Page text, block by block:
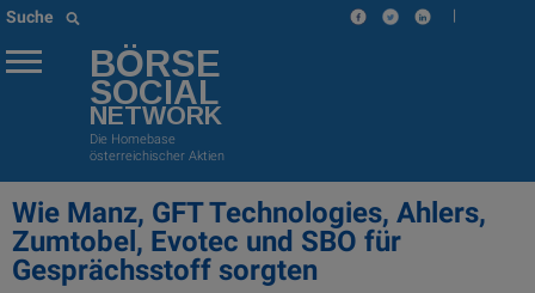
Suche |
BÖRSE
SOCIAL
NETWORK
Die Homebase
österreichischer Aktien
Wie Manz, GFT Technologies, Ahlers,
Zumtobel, Evotec und SBO für
Gesprächsstoff sorgten